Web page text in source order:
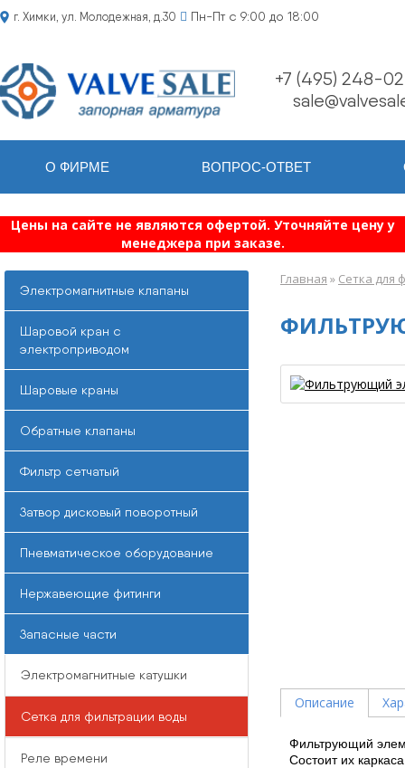
г. Химки, ул. Молодежная, д.30 Пн-Пт с 9:00 до 18:00
+7 (495) 248-
О ФИРМЕ ВОПРОС-ОТВЕТ
Цены на сайте не являются офертой. Уточняйте цену у
менеджера при заказе.
Главная » Сетка для
Описание
Фильтрующий
Состоит их
Электромагнитные клапаны
Шаровой кран с
электроприводом
Шаровые краны
Обратные клапаны
Фильтр сетчатый
Затвор дисковый поворотный
Пневматическое оборудование
Нержавеющие фитинги
Запасные части
Электромагнитные катушки
Сетка для фильтрации воды
Реле времени